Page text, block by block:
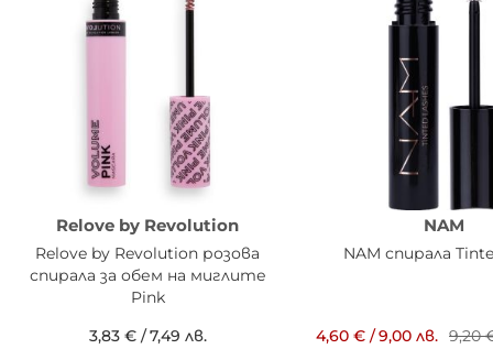
Relove by Revolution
Relove by Revolution розова
спирала за обем на миглите
Pink
3,83 €/7,49 лв.
NAM
NAM спирала
4,60 € /9,00 лв. 9,20